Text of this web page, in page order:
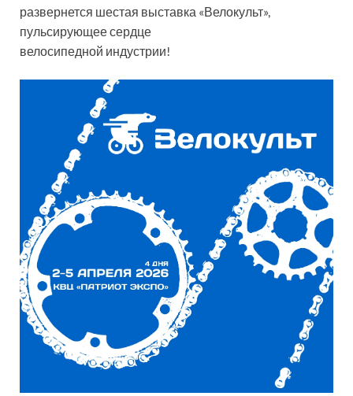
развернется шестая выставка «Велокульт»,
пульсирующее сердце
велосипедной индустрии!